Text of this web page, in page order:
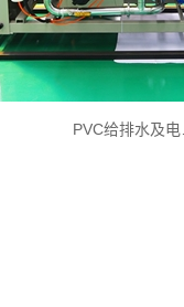
PVC给排水及电